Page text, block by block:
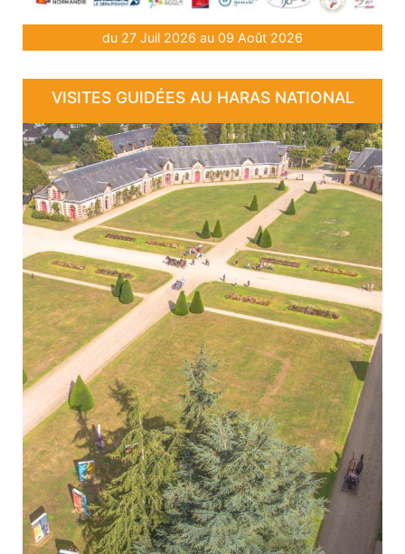
du 27 Juil 2026 au 09 Août 2026
VISITES GUIDÉES AU HARAS NATIONAL